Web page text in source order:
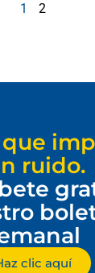
1 2
ruido.
clic aquí